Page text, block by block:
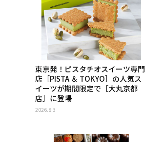
東京発！ピスタチオスイーツ専門
店［PISTA ＆ TOKYO］の人気ス
イーツが期間限定で［大丸京都
店］に登場
2026.8.3